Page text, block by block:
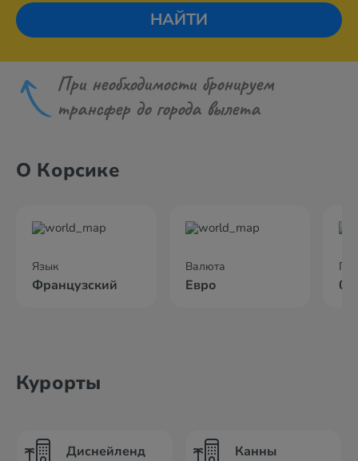
НАЙТИ
При необходимости бронируем
трансфер до города вылета
О Корсике
Язык
Французский
Валюта
Евро
Курорты
Диснейленд Канны